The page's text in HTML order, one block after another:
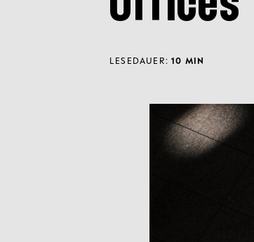
LESEDAUER:10 MIN